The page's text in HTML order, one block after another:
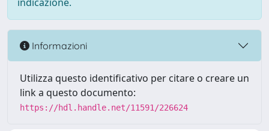
Informazioni
Utilizza questo identificativo per citare o creare un
link a questo documento:
https://hdl.handle.net/11591/226624